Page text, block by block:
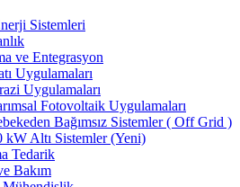
Sistemleri
ve Entegrasyon
Uygulamaları
Uygulamaları
Fotovoltaik Uygulamaları
Bağımsız Sistemler ( Off Grid )
kW Altı Sistemler (Yeni)
Tedarik
Bakım